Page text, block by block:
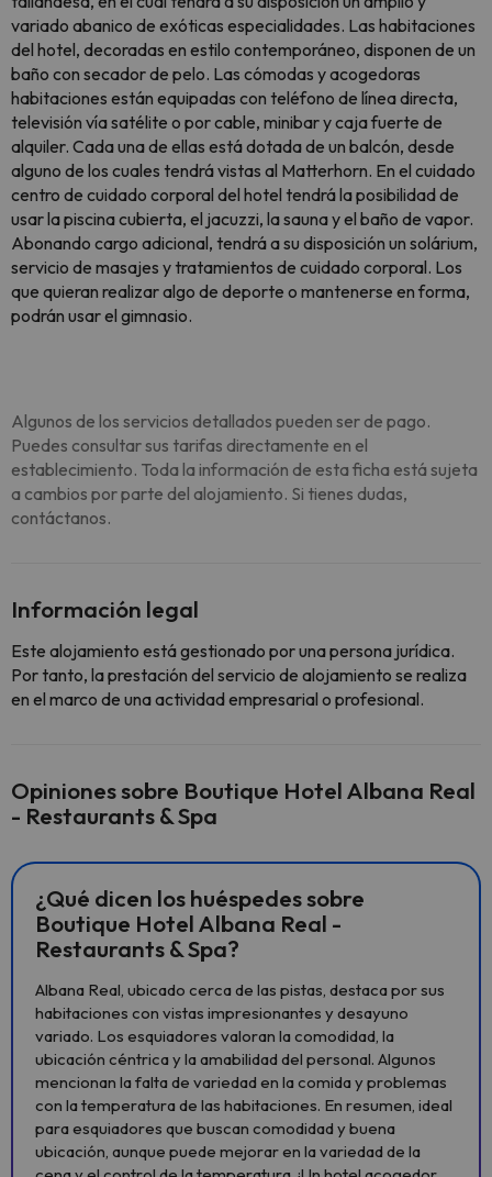
variado abanico de exóticas especialidades. Las habitaciones
del hotel, decoradas en estilo contemporáneo, disponen de un
baño con secador de pelo. Las cómodas y acogedoras
habitaciones están equipadas con teléfono de línea directa,
televisión vía satélite o por cable, minibar y caja fuerte de
alquiler. Cada una de ellas está dotada de un balcón, desde
alguno de los cuales tendrá vistas al Matterhorn. En el cuidado
centro de cuidado corporal del hotel tendrá la posibilidad de
usar la piscina cubierta, el jacuzzi, la sauna y el baño de vapor.
Abonando cargo adicional, tendrá a su disposición un solárium,
servicio de masajes y tratamientos de cuidado corporal. Los
que quieran realizar algo de deporte o mantenerse en forma,
podrán usar el gimnasio.
Algunos de los servicios detallados pueden ser de pago.
Puedes consultar sus tarifas directamente en el
establecimiento. Toda la información de esta ficha está sujeta
a cambios por parte del alojamiento. Si tienes dudas,
contáctanos.
Información legal
Este alojamiento está gestionado por una persona jurídica.
Por tanto, la prestación del servicio de alojamiento se realiza
en el marco de una actividad empresarial o profesional.
Opiniones sobre Boutique Hotel Albana Real
- Restaurants & Spa
¿Qué dicen los huéspedes sobre
Boutique Hotel Albana Real -
Restaurants & Spa?
Albana Real, ubicado cerca de las pistas, destaca por sus
habitaciones con vistas impresionantes y desayuno
variado. Los esquiadores valoran la comodidad, la
ubicación céntrica y la amabilidad del personal. Algunos
mencionan la falta de variedad en la comida y problemas
con la temperatura de las habitaciones. En resumen, ideal
para esquiadores que buscan comodidad y buena
ubicación, aunque puede mejorar en la variedad de la